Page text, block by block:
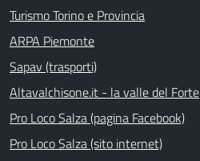
Turismo Torino e Provincia
ARPA Piemonte
Sapav (trasporti)
Altavalchisone.it - la valle del Forte
Pro Loco Salza (pagina Facebook)
Pro Loco Salza (sito internet)